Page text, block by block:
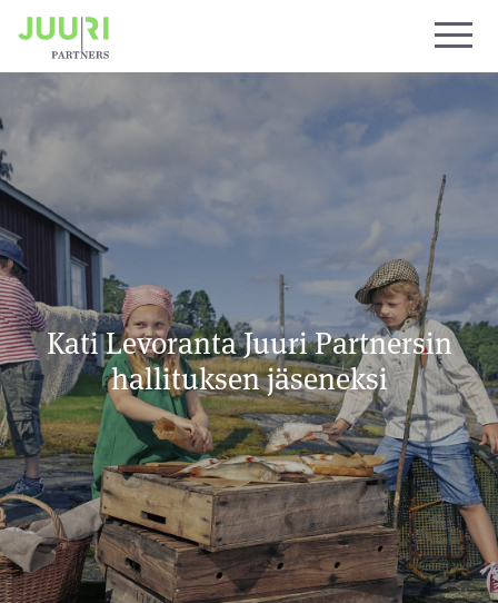
Kati Levoranta Juuri Partnersin
hallituksen jäseneksi